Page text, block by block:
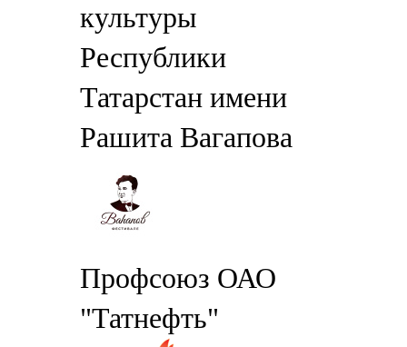
культуры
Республики
Татарстан имени
Рашита Вагапова
Профсоюз ОАО
"Татнефть"